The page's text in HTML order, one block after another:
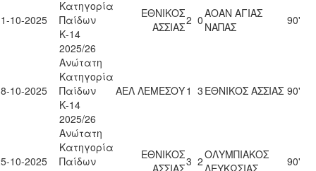
10-2025
Κατηγορία
Παίδων
Κ-14
2025/26
ΕΘΝΙΚΟΣ
ΑΣΣΙΑΣ2 0ΑΟΑΝ ΑΓΙΑΣ
ΝΑΠΑΣ
90'
10-2025
Ανώτατη
Κατηγορία
Παίδων
Κ-14
2025/26
ΑΕΛ ΛΕΜΕΣΟΥ1 3 ΕΘΝΙΚΟΣ ΑΣΣΙΑΣ 90'
10-2025
Ανώτατη
Κατηγορία
Παίδων
ΕΘΝΙΚΟΣ3 2ΟΛΥΜΠΙΑΚΟΣ
90'